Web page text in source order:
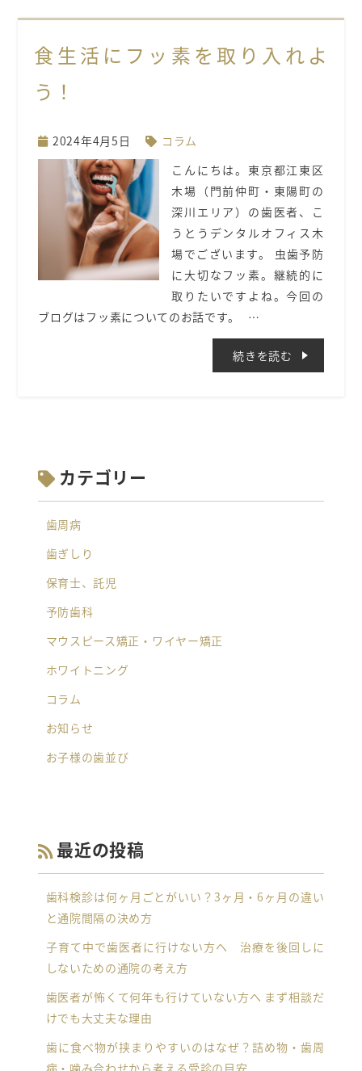
食生活にフッ素を取り入れよ
う！
2024年4月5日
コラム
こんにちは。東京都江東区
木場（門前仲町・東陽町の
深川エリア）の歯医者、こ
うとうデンタルオフィス木
場でございます。 虫歯予防
に大切なフッ素。継続的に
取りたいですよね。今回の
ブログはフッ素についてのお話です。 …
続きを読む
カテゴリー
歯周病
歯ぎしり
保育士、託児
予防歯科
マウスピース矯正・ワイヤー矯正
ホワイトニング
コラム
お知らせ
お子様の歯並び
最近の投稿
歯科検診は何ヶ月ごとがいい？3ヶ月・6ヶ月の違い
と通院間隔の決め方
子育て中で歯医者に行けない方へ 治療を後回しに
しないための通院の考え方
歯医者が怖くて何年も行けていない方へ まず相談だ
けでも大丈夫な理由
歯に食べ物が挟まりやすいのはなぜ？詰め物・歯周